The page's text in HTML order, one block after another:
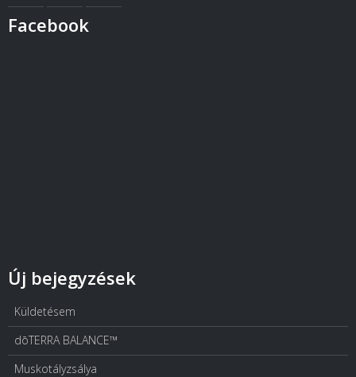
Facebook
Új bejegyzések
Küldetésem
dōTERRA BALANCE™
Muskotályzsálya